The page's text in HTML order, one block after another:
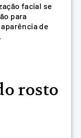
facial se
para
de
rosto